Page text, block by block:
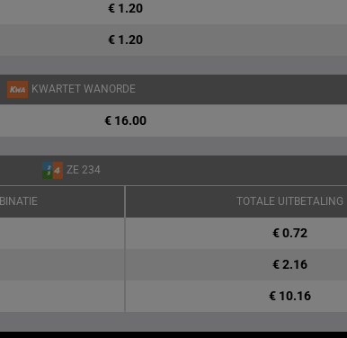
€ 1.20
€ 1.20
KWARTET WANORDE
€ 16.00
ZE 234
TOTALE UITBETALING
€ 0.72
€ 2.16
€ 10.16